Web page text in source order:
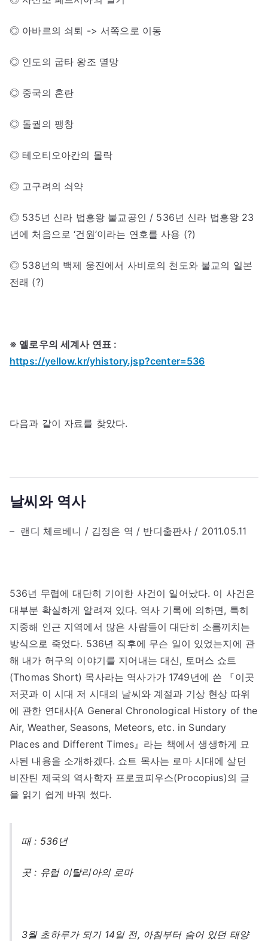
◎ 아바르의 쇠퇴 -> 서쪽으로 이동
◎ 인도의 굽타 왕조 멸망
◎ 중국의 혼란
◎ 돌궐의 팽창
◎ 테오티오아칸의 몰락
◎ 고구려의 쇠약
◎ 535년 신라 법흥왕 불교공인 / 536년 신라 법흥왕 23
년에 처음으로 ‘건원’이라는 연호를 사용 (?)
◎ 538년의 백제 웅진에서 사비로의 천도와 불교의 일본
전래 (?)
※ 옐로우의 세계사 연표 :
https://yellow.kr/yhistory.jsp?center=536
다음과 같이 자료를 찾았다.
날씨와 역사
– 랜디 체르베니 / 김정은 역 / 반디출판사 / 2011.05.11
536년 무렵에 대단히 기이한 사건이 일어났다. 이 사건은
대부분 확실하게 알려져 있다. 역사 기록에 의하면, 특히
지중해 인근 지역에서 많은 사람들이 대단히 소름끼치는
방식으로 죽었다. 536년 직후에 무슨 일이 있었는지에 관
해 내가 허구의 이야기를 지어내는 대신, 토머스 쇼트
(Thomas Short) 목사라는 역사가가 1749년에 쓴 『이곳
저곳과 이 시대 저 시대의 날씨와 계절과 기상 현상 따위
에 관한 연대사(A General Chronological History of the
Air, Weather, Seasons, Meteors, etc. in Sundary
Places and Different Times』라는 책에서 생생하게 묘
사된 내용을 소개하겠다. 쇼트 목사는 로마 시대에 살던
비잔틴 제국의 역사학자 프로코피우스(Procopius)의 글
을 읽기 쉽게 바꿔 썼다.
때 : 536년
곳 : 유럽 이탈리아의 로마
3월 초하루가 되기 14일 전, 아침부터 숨어 있던 태양